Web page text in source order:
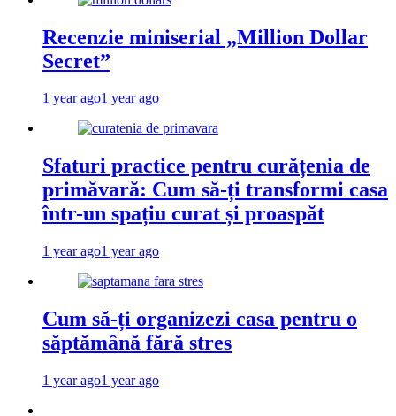
Recenzie miniserial „Million Dollar
Secret”
1 year ago1 year ago
Sfaturi practice pentru curățenia de
primăvară: Cum să-ți transformi casa
într-un spațiu curat și proaspăt
1 year ago1 year ago
Cum să-ți organizezi casa pentru o
săptămână fără stres
1 year ago1 year ago